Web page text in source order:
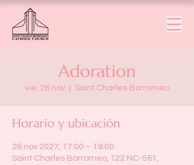
Adoration
vie, 26 nov Saint Charles Borromeo
Horario y ubicación
26 nov 2027, 17:00 – 19:00
Saint Charles Borromeo, 122 NC-561,